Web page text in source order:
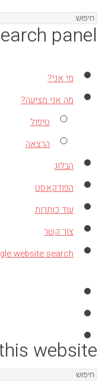
panel.
מי אני?
מה אני מציעה?
טיפול
הרצאה
הבלוג
הפודקאסט
עוד כותרות
צור קשר
website search
website